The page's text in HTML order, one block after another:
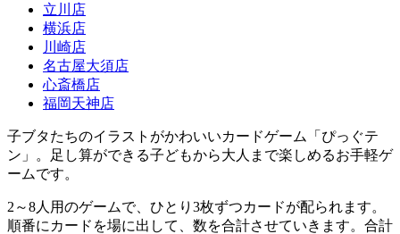
立川店
横浜店
川崎店
名古屋大須店
心斎橋店
福岡天神店
子ブタたちのイラストがかわいいカードゲーム「ぴっぐテ
ン」。足し算ができる子どもから大人まで楽しめるお手軽ゲ
ームです。
2～8人用のゲームで、ひとり3枚ずつカードが配られます。
順番にカードを場に出して、数を合計させていきます。合計